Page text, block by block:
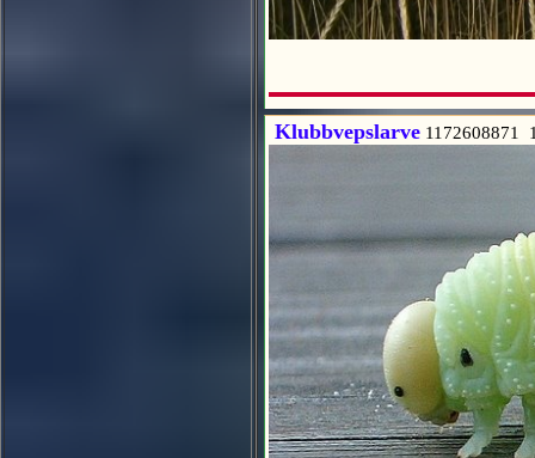
Klubbvepslarve 1172608871